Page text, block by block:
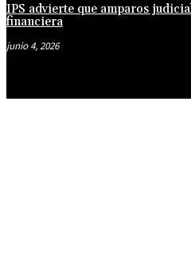
IPS advierte que amparos
financiera
junio 4, 2026